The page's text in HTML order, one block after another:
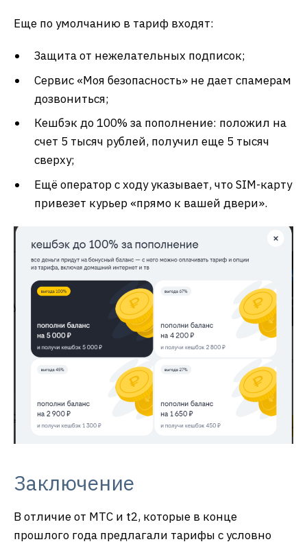
Еще по умолчанию в тариф входят:
Защита от нежелательных подписок;
Сервис «Моя безопасность» не дает спамерам
дозвониться;
Кешбэк до 100% за пополнение: положил на
счет 5 тысяч рублей, получил еще 5 тысяч
сверху;
Ещё оператор с ходу указывает, что SIM-карту
привезет курьер «прямо к вашей двери».
Заключение
В отличие от МТС и t2, которые в конце
прошлого года предлагали тарифы с условно